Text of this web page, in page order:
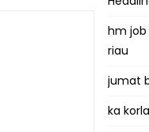
hm
riau
jumat
ka